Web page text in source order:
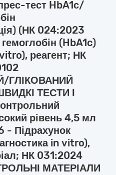
тест HbA1с/
(НК 024:2023
(HbA1c)
реагент; НК
ГЛІКОВАНИЙ
ТЕСТИ І
рівень 4,5 мл
- Підрахунок
in vitro),
НК 031:2024
МАТЕРІАЛИ